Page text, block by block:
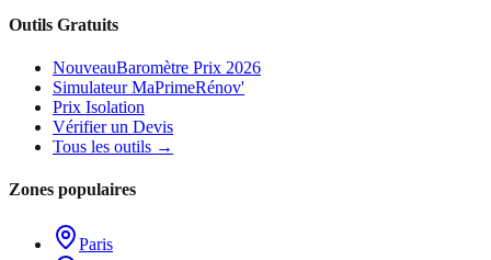
Outils Gratuits
NouveauBaromètre Prix 2026
Simulateur MaPrimeRénov'
Prix Isolation
Vérifier un Devis
Tous les outils →
Zones populaires
Paris